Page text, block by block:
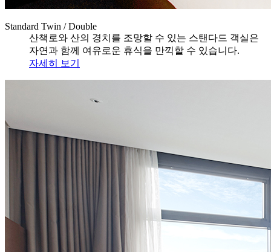
Standard Twin / Double
산책로와 산의 경치를 조망할 수 있는 스탠다드 객실은
자연과 함께 여유로운 휴식을 만끽할 수 있습니다.
자세히 보기